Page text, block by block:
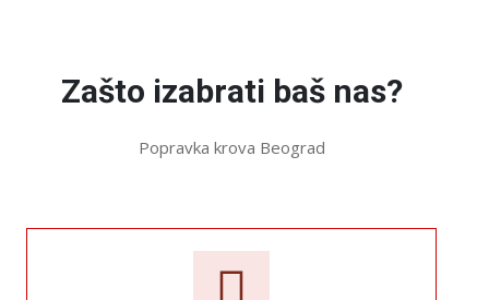
Zašto izabrati baš nas?
Popravka krova Beograd